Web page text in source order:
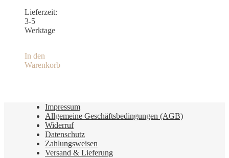
Lieferzeit:
3-5
Werktage
In den
Warenkorb
Impressum
Allgemeine Geschäftsbedingungen (AGB)
Widerruf
Datenschutz
Zahlungsweisen
Versand & Lieferung